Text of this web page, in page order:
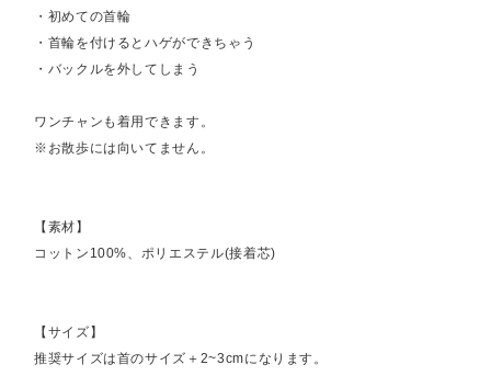
・初めての首輪
・首輪を付けるとハゲができちゃう
・バックルを外してしまう
ワンチャンも着用できます。
※お散歩には向いてません。
【素材】
コットン100%、ポリエステル(接着芯)
【サイズ】
推奨サイズは首のサイズ＋2~3cmになります。